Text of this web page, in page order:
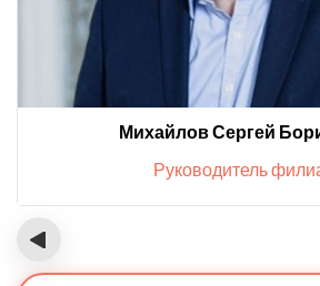
Михайлов Сергей
Руководитель
‹